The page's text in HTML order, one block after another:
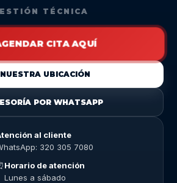
TÉCNICA
CITA AQUÍ
NUESTRA UBICACIÓN
POR WHATSAPP
al cliente
320 305 7080
Horario de atención
Lunes a sábado